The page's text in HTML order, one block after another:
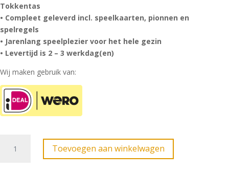
Tokkentas
• Compleet geleverd incl. speelkaarten, pionnen en
spelregels
• Jarenlang speelplezier voor het hele gezin
• Levertijd is 2 – 3 werkdag(en)
Wij maken gebruik van:
Tokkenspel
Classic
Toevoegen aan winkelwagen